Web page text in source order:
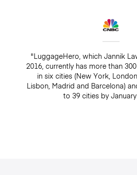
"LuggageHero, which Jannik
2016, currently has more than
in six cities (New York,
Lisbon, Madrid and Barcelona)
to 39 cities by